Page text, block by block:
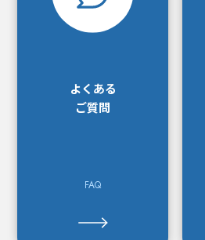
よくある
ご質問
FAQ